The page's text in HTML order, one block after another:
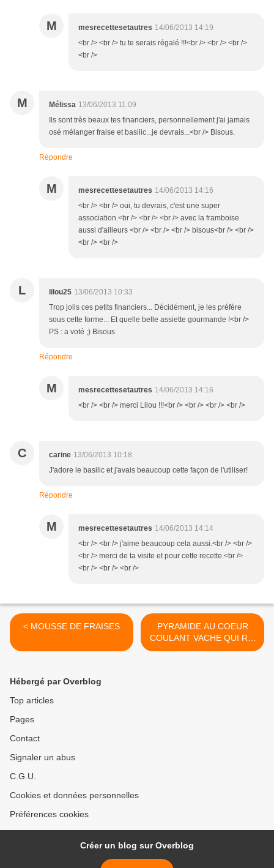
M mesrecettesetautres 14/06/2013 14:19
<br /> <br /> tu te serais régalé !!!<br /> <br /> <br />
<br />
M Mélissa 13/06/2013 11:09
Ils sont très beaux tes financiers, personnellement j'ai jamais
osé mélanger fraise et basilic...je devrais...<br /> Bisous.
Répondre
M mesrecettesetautres 14/06/2013 14:16
<br /> <br /> oui, tu devrais, c'est une super
association.<br /> <br /> <br /> avec la framboise
aussi d'ailleurs <br /> <br /> <br /> bisous<br /> <br />
<br /> <br />
L lilou25 13/06/2013 10:33
Trop jolis ces petits financiers... Décidément, je les préfère
sous cette forme... Et quelle belle assiette gourmande !<br />
PS : a voté ;) Bisous
Répondre
M mesrecettesetautres 14/06/2013 14:16
<br /> <br /> merci Lilou !!!<br /> <br /> <br /> <br />
C carine 13/06/2013 10:18
J'adore le basilic et j'avais beaucoup cette façon de l'utiliser!
Répondre
M mesrecettesetautres 14/06/2013 14:14
<br /> <br /> j'aime beaucoup cela aussi.<br /> <br />
<br /> merci de ta visite et pour cette recette.<br />
<br /> <br /> <br />
< MOUSSE DE FRAISES
PYRAMIDE AU COEUR
COULANT VACHE QUI RIT
>
Hébergé par Overblog
Top articles
Pages
Contact
Signaler un abus
C.G.U.
Cookies et données personnelles
Préférences cookies
Créer un blog sur Overblog